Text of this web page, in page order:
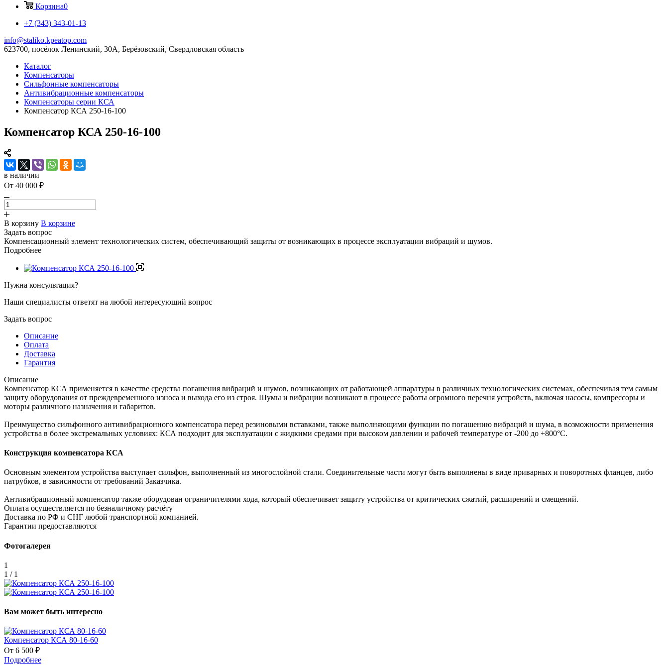
Корзина0
+7 (343) 343-01-13
info@staliko.kpeatop.com
623700, посёлок Ленинский, 30А, Берёзовский, Свердловская область
Каталог
Компенсаторы
Сильфонные компенсаторы
Антивибрационные компенсаторы
Компенсаторы серии КСА
Компенсатор КСА 250-16-100
Компенсатор КСА 250-16-100
в наличии
От 40 000 ₽
В корзину В корзине
Задать вопрос
Компенсационный элемент технологических систем, обеспечивающий защиты от возникающих в процессе эксплуатации вибраций и шумов.
Подробнее
Нужна консультация?
Наши специалисты ответят на любой интересующий вопрос
Задать вопрос
Описание
Оплата
Доставка
Гарантия
Описание
Компенсатор КСА применяется в качестве средства погашения вибраций и шумов, возникающих от работающей аппаратуры в различных технологических системах, обеспечивая тем самым
защиту оборудования от преждевременного износа и выхода его из строя. Шумы и вибрации возникают в процессе работы огромного перечня устройств, включая насосы, компрессоры и
моторы различного назначения и габаритов.
Преимущество сильфонного антивибрационного компенсатора перед резиновыми вставками, также выполняющими функции по погашению вибраций и шума, в возможности применения
устройства в более экстремальных условиях: КСА подходит для эксплуатации с жидкими средами при высоком давлении и рабочей температуре от -200 до +800°C.
Конструкция компенсатора КСА
Основным элементом устройства выступает сильфон, выполненный из многослойной стали. Соединительные части могут быть выполнены в виде приварных и поворотных фланцев, либо
патрубков, в зависимости от требований Заказчика.
Антивибрационный компенсатор также оборудован ограничителями хода, который обеспечивает защиту устройства от критических сжатий, расширений и смещений.
Оплата осуществляется по безналичному расчёту
Доставка по РФ и СНГ любой транспортной компанией.
Гарантии предоставляются
Фотогалерея
1
1 / 1
Вам может быть интересно
Компенсатор КСА 80-16-60
От 6 500 ₽
Подробнее